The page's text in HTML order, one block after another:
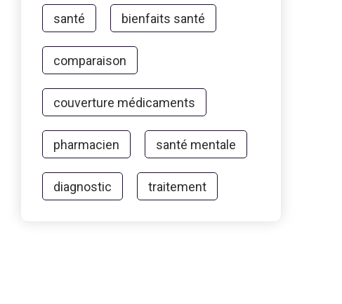
santé bienfaits santé
comparaison
couverture médicaments
pharmacien santé mentale
diagnostic traitement